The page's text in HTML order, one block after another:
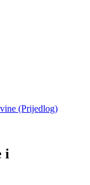
(Prijedlog)
i